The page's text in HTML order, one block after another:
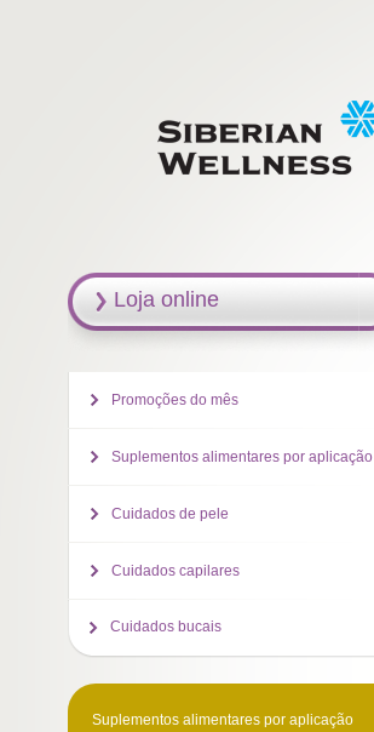
Loja online
Promoções do mês
Suplementos alimentares por aplicação
Cuidados de pele
Cuidados capilares
Cuidados bucais
Suplementos alimentares por aplicação